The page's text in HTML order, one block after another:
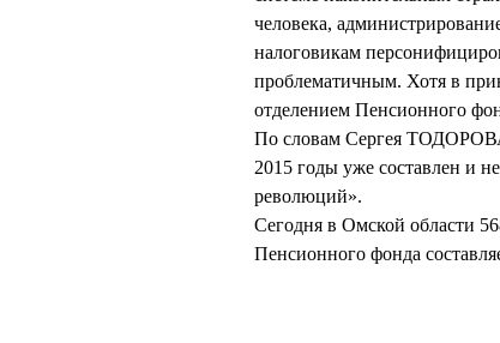
человека,
налоговикам
проблематичным. Хотя в
отделением Пенсионного
По словам Сергея
2015 годы уже составлен и
революций».
Сегодня в Омской области
Пенсионного фонда